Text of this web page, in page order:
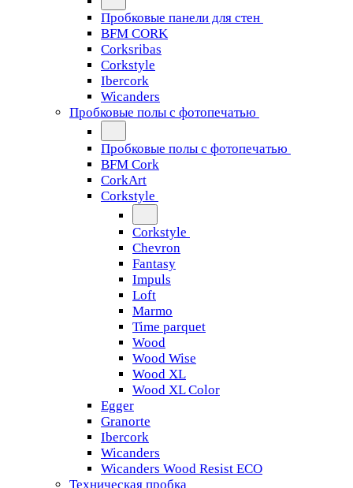
Пробковые панели для стен
BFM CORK
Corksribas
Corkstyle
Ibercork
Wicanders
Пробковые полы с фотопечатью
Пробковые полы с фотопечатью
BFM Cork
CorkArt
Corkstyle
Corkstyle
Chevron
Fantasy
Impuls
Loft
Marmo
Time parquet
Wood
Wood Wise
Wood XL
Wood XL Color
Egger
Granorte
Ibercork
Wicanders
Wicanders Wood Resist ECO
Техническая пробка